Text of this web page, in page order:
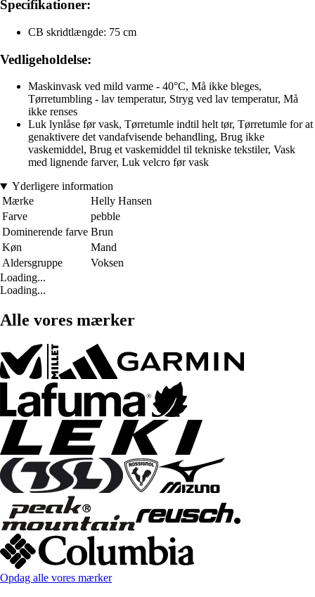
Specifikationer:
CB skridtlængde: 75 cm
Vedligeholdelse:
Maskinvask ved mild varme - 40°C, Må ikke bleges,
Tørretumbling - lav temperatur, Stryg ved lav temperatur, Må
ikke renses
Luk lynlåse før vask, Tørretumle indtil helt tør, Tørretumle for at
genaktivere det vandafvisende behandling, Brug ikke
vaskemiddel, Brug et vaskemiddel til tekniske tekstiler, Vask
med lignende farver, Luk velcro før vask
Yderligere information
Mærke
Helly Hansen
Farve
pebble
Dominerende farve Brun
Køn
Mand
Aldersgruppe
Voksen
Loading...
Loading...
Alle vores mærker
Opdag alle vores mærker